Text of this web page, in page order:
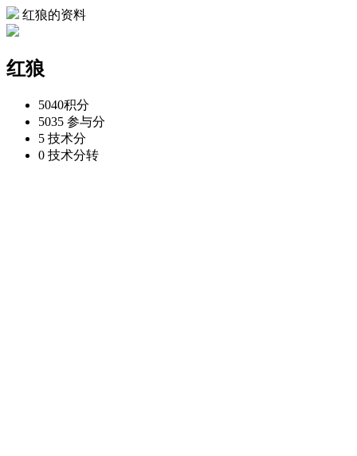
红狼的资料
红狼
5040积分
5035 参与分
5 技术分
0 技术分转